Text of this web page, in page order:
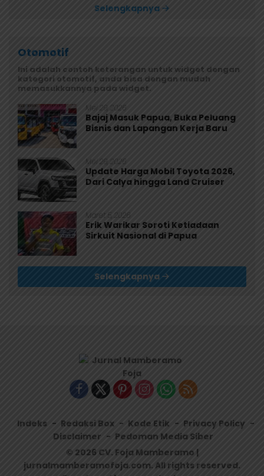
Selengkapnya
Otomotif
Ini adalah contoh keterangan untuk widget dengan
kategori otomotif, anda bisa dengan mudah
memasukkannya pada widget.
Mei 29, 2026
Bajaj Masuk Papua, Buka Peluang
Bisnis dan Lapangan Kerja Baru
Mei 29, 2026
Update Harga Mobil Toyota 2026,
Dari Calya hingga Land Cruiser
Maret 5, 2026
Erik Warikar Soroti Ketiadaan
Sirkuit Nasional di Papua
Selengkapnya
Indeks Redaksi Box Kode Etik
Privacy Policy
Disclaimer
Pedoman Media Siber
© 2026 CV. Foja Mamberamo |
jurnalmamberamofoja.com. All rights reserved.